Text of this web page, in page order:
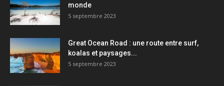
monde
5 septembre 2023
Great Ocean Road : une route entre surf,
koalas et paysages...
5 septembre 2023